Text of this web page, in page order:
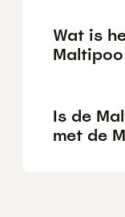
Wat is
Is de
met de